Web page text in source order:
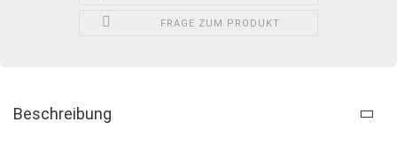
FRAGE ZUM PRODUKT
Beschreibung